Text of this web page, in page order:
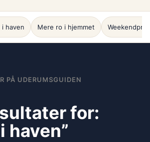
i haven Mere ro i hjemmet
PÅ UDERUMSGUIDEN
for:
haven”